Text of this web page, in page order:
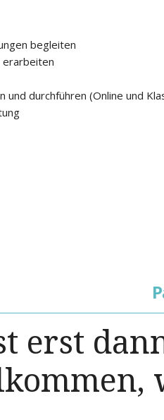
begleiten
erarbeiten
und durchführen (Online und
erst